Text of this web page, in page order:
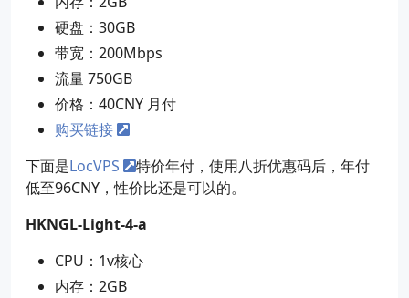
硬盘：30GB
带宽：200Mbps
流量 750GB
价格：40CNY 月付
购买链接
下面是LocVPS
特价年付，使用八折优惠码后，年付
低至96CNY，性价比还是可以的。
HKNGL-Light-4-a
CPU：1v核心
内存：2GB